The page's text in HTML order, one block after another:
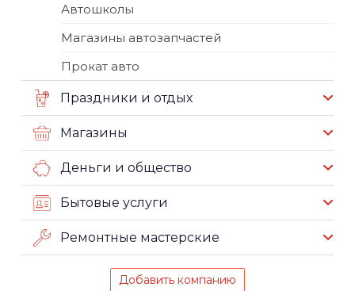
Автошколы
Магазины автозапчастей
Прокат авто
Праздники и отдых
Магазины
Деньги и общество
Бытовые услуги
Ремонтные мастерские
Добавить компанию